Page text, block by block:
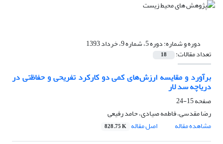
دوره و شماره:دوره 5، شماره 9، خرداد 1393
تعداد مقالات: 18
برآورد و مقایسه ارزش‌های کمی دو کارکرد تفریحی و حفاظتی در
دریاچه سد لار
صفحه15-24
رضا مقدسی، فاطمه صیادی، حامد رفیعی
مشاهده مقاله
اصل مقاله 828.75 K